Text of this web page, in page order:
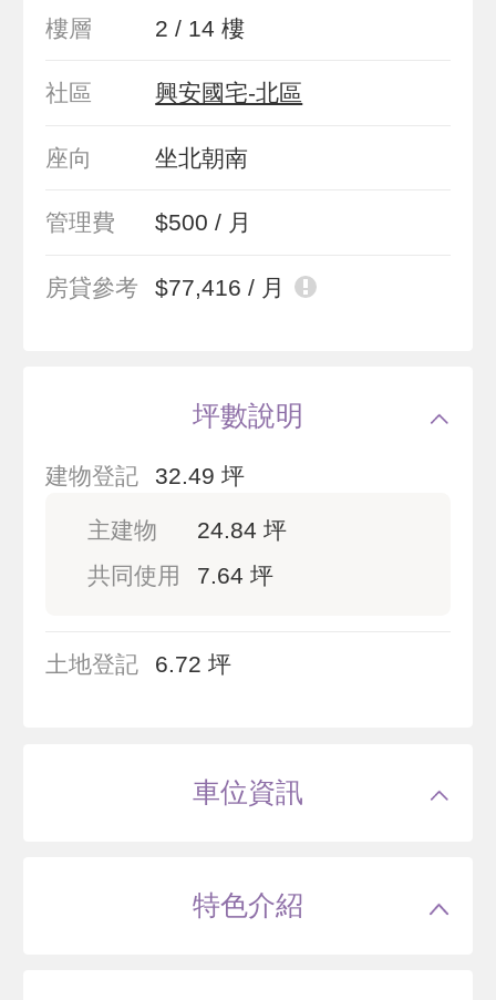
樓層 2 / 14 樓
社區 興安國宅-北區
座向 坐北朝南
管理費 $500 / 月
房貸參考 $77,416 / 月
坪數說明
建物登記 32.49 坪
主建物
24.84 坪
共同使用
7.64 坪
土地登記 6.72 坪
車位資訊
特色介紹